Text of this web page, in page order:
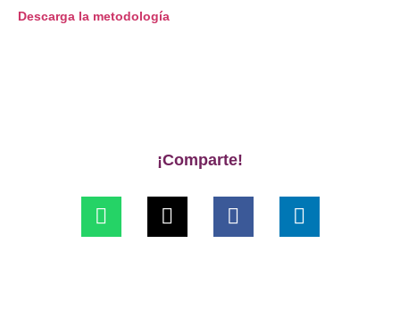
Descarga la metodología
¡Comparte!